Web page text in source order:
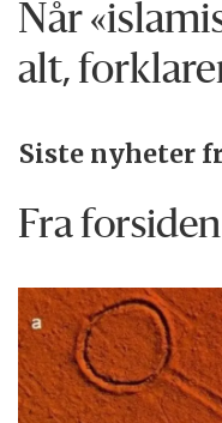
Når
alt,
Siste nyheter
Fra forsiden